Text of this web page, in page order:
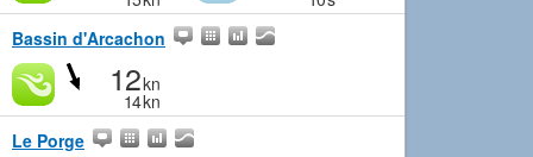
Bassin d'Arcachon
12kn
14kn
Le Porge